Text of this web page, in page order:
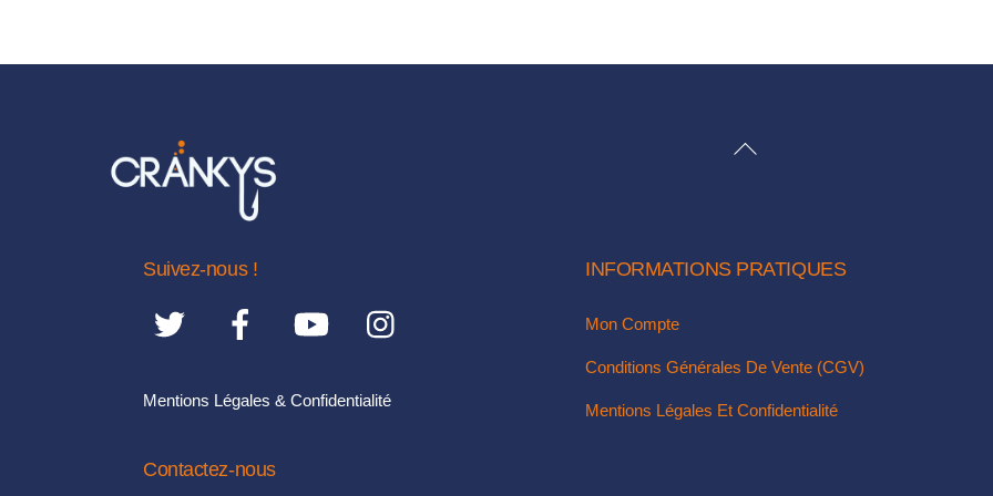
BACK
Suivez-nous !
Mentions Légales & Confidentialité
INFORMATIONS PRATIQUES
Mon Compte
Conditions Générales De Vente (CGV)
Mentions Légales Et Confidentialité
Contactez-nous